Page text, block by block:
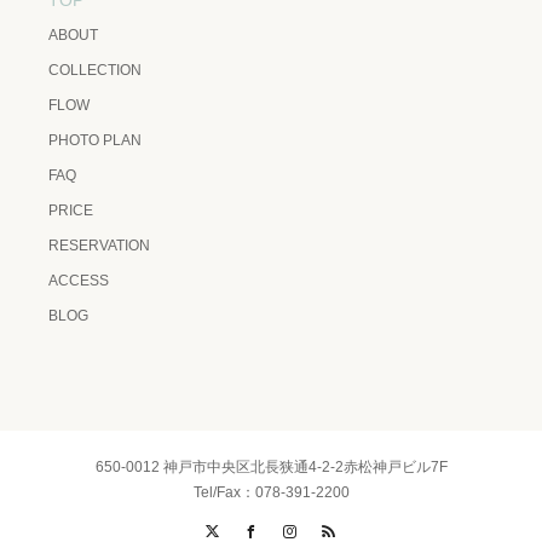
ABOUT
COLLECTION
FLOW
PHOTO PLAN
FAQ
PRICE
RESERVATION
ACCESS
BLOG
650-0012 神戸市中央区北長狭通4-2-2赤松神戸ビル7F
Tel/Fax：078-391-2200
FacebookInstagram